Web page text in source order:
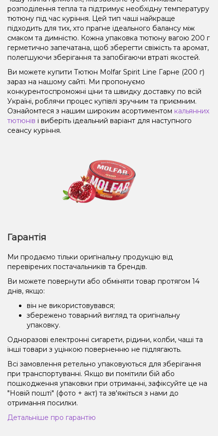
розподілення тепла та підтримує необхідну температуру
тютюну під час куріння. Цей тип чаші найкраще
підходить для тих, хто прагне ідеального балансу між
смаком та димністю. Кожна упаковка тютюну вагою 200 г
герметично запечатана, щоб зберегти свіжість та аромат,
полегшуючи зберігання та запобігаючи втраті якостей.
Ви можете купити Тютюн Molfar Spirit Line Гарне (200 г)
зараз на нашому сайті. Ми пропонуємо
конкурентоспроможні ціни та швидку доставку по всій
Україні, роблячи процес купівлі зручним та приємним.
Ознайомтеся з нашим широким асортиментом кальянних
тютюнів і виберіть ідеальний варіант для наступного
сеансу куріння.
Гарантія
Ми продаємо тільки оригінальну продукцію від
перевірених постачальників та брендів.
Ви можете повернути або обміняти товар протягом 14
днів, якщо:
він не використовувався;
збережено товарний вигляд та оригінальну
упаковку.
Одноразові електронні сигарети, рідини, колби, чаші та
інші товари з уцінкою поверненню не підлягають.
Всі замовлення ретельно упаковуються для зберігання
при транспортуванні. Якщо ви помітили бій або
пошкодження упаковки при отриманні, зафіксуйте це на
"Новій пошті" (фото + акт) та зв'яжіться з нами до
отримання посилки.
Детальніше про гарантію